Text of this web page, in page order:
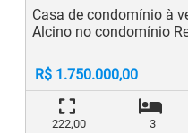
Casa de condomínio à
Alcino no condomínio
R$ 1.750.000,00
222,00
3